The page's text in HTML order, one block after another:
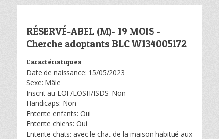
RÉSERVÉ-ABEL (M)- 19 MOIS -
Cherche adoptants BLC W134005172
Caractéristiques
Date de naissance: 15/05/2023
Sexe: Mâle
Inscrit au LOF/LOSH/ISDS: Non
Handicaps: Non
Entente enfants: Oui
Entente chiens: Oui
Entente chats: avec le chat de la maison habitué aux